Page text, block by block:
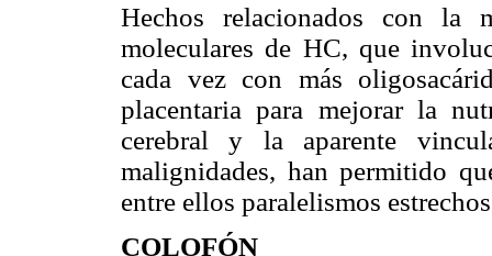
Hechos relacionados con la
moleculares de HC, que
cada vez con más
placentaria para mejorar la
cerebral y la aparente
malignidades, han permitido
entre ellos paralelismos
COLOFÓN